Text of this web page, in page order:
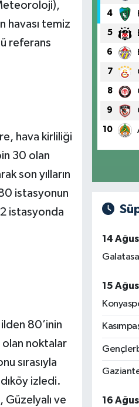
havası temiz
referans
hava kirliliği
30 olan
son yılların
istasyonun
istasyonda
80’inin
olan noktalar
sırasıyla
izledi.
Güzelyalı ve
4
5
6
7
8
9
10
14
15
16